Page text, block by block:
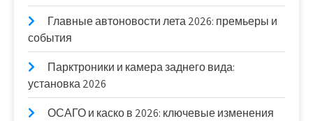
Главные автоновости лета 2026: премьеры и
события
Парктроники и камера заднего вида:
установка 2026
ОСАГО и каско в 2026: ключевые изменения